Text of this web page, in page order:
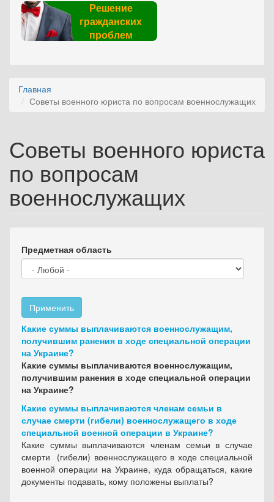
Решение
гражданских
проблем
Главная
Советы военного юриста по вопросам военнослужащих
Советы военного юриста
по вопросам
военнослужащих
Предметная область
Применить
Какие суммы выплачиваются военнослужащим,
получившим ранения в ходе специальной операции
на Украине?
Какие суммы выплачиваются военнослужащим,
получившим ранения в ходе специальной операции
на Украине?
Какие суммы выплачиваются членам семьи в
случае смерти (гибели) военнослужащего в ходе
специальной военной операции в Украине?
Какие суммы выплачиваются членам семьи в случае
смерти (гибели) военнослужащего в ходе специальной
военной операции на Украине, куда обращаться, какие
документы подавать, кому положены выплаты?